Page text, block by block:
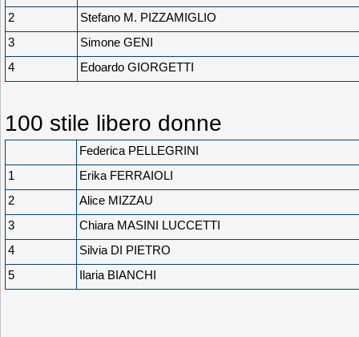
2
Stefano M. PIZZAMIGLIO
3
Simone GENI
4
Edoardo GIORGETTI
100 stile libero donne
Federica PELLEGRINI
1
Erika FERRAIOLI
2
Alice MIZZAU
3
Chiara MASINI LUCCETTI
4
Silvia DI PIETRO
5
Ilaria BIANCHI